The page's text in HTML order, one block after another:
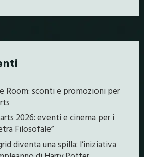
Room: sconti e promozioni per
2026: eventi e cinema per i
Filosofale”
diventa una spilla: l’iniziativa